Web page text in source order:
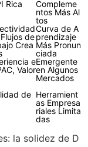
Rica
Compleme
ntos Más Al
tos
de
Crea
Curva de A
prendizaje
Más Pronun
ciada
e
Valor
Emergente
en Algunos
Mercados
de Herramient
as Empresa
riales Limita
das
la solidez de D